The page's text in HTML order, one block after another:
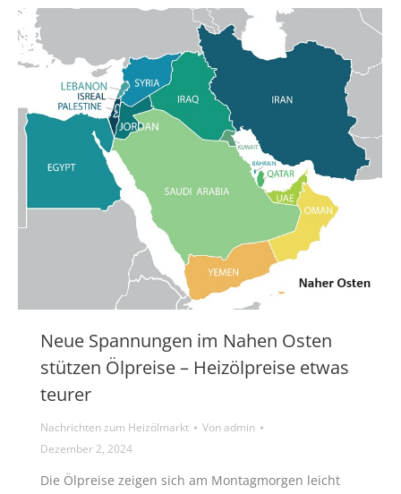
Neue Spannungen im Nahen Osten
stützen Ölpreise – Heizölpreise etwas
teurer
Nachrichten zum Heizölmarkt Vonadmin
Dezember 2, 2024
Die Ölpreise zeigen sich am Montagmorgen leicht